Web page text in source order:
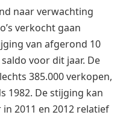
naar verwachting
verkocht gaan
van afgerond 10
voor dit jaar. De
385.000 verkopen,
1982. De stijging kan
2011 en 2012 relatief